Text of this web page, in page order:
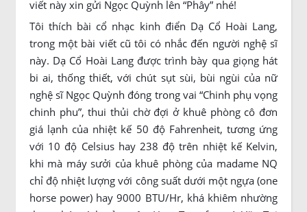
viết này xin gửi Ngọc Quỳnh lên “Phây” nhé!
Tôi thích bài cổ nhạc kinh điển Dạ Cổ Hoài Lang,
trong một bài viết cũ tôi có nhắc đến người nghệ sĩ
này. Dạ Cổ Hoài Lang được trình bày qua giọng hát
bi ai, thống thiết, với chút sụt sùi, bùi ngùi của nữ
nghệ sĩ Ngọc Quỳnh đóng trong vai “Chinh phụ vọng
chinh phu”, thui thủi chờ đợi ở khuê phòng cô đơn
giá lạnh của nhiệt kế 50 độ Fahrenheit, tương ứng
với 10 độ Celsius hay 238 độ trên nhiệt kế Kelvin,
khi mà máy sưởi của khuê phòng của madame NQ
chỉ độ nhiệt lượng với công suất dưới một ngựa (one
horse power) hay 9000 BTU/Hr, khá khiêm nhường